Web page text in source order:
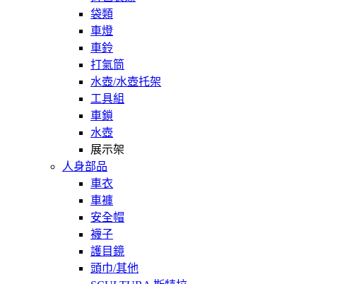
袋類
車燈
車鈴
打氣筒
水壺/水壺托架
工具組
車鎖
水壺
展示架
人身部品
車衣
車褲
安全帽
襪子
護目鏡
頭巾/其他